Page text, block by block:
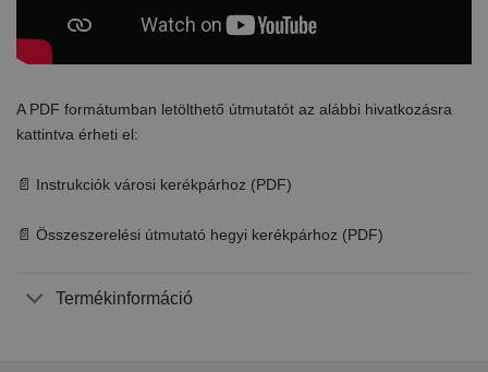
A PDF formátumban letölthető útmutatót az alábbi hivatkozásra
kattintva érheti el:
📄 Instrukciók városi kerékpárhoz (PDF)
📄 Összeszerelési útmutató hegyi kerékpárhoz (PDF)
Termékinformáció